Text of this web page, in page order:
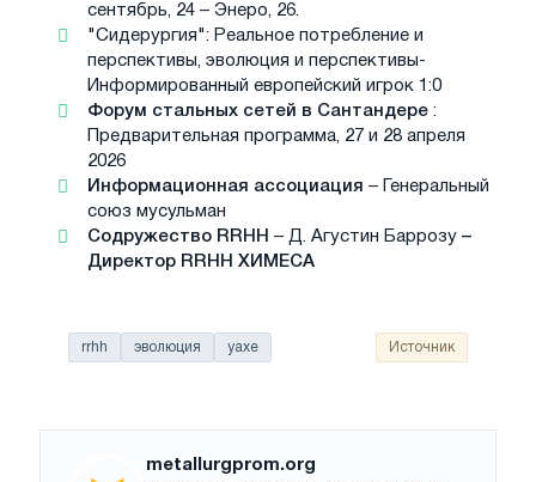
сентябрь, 24 – Энеро, 26.
"Сидерургия": Реальное потребление и
перспективы, эволюция и перспективы-
Информированный европейский игрок 1:0
Форум стальных сетей в Сантандере :
Предварительная программа, 27 и 28 апреля
2026
Информационная ассоциация – Генеральный
союз мусульман
Содружество RRHH – Д. Агустин Баррозу –
Директор RRHH ХИМЕСА
rrhh эволюция уахе Источник
metallurgprom.org